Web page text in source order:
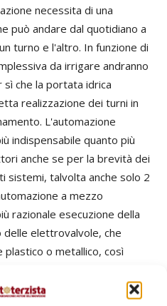
necessita di una
può andare dal quotidiano a
turno e l'altro. In funzione di
da irrigare andranno
che la portata idrica
realizzazione dei turni in
L'automazione
indispensabile quanto più
anche se per la brevità dei
sistemi, talvolta anche solo 2
a mezzo
razionale esecuzione della
delle elettrovalvole, che
o metallico, così
non necessariamente vanno a